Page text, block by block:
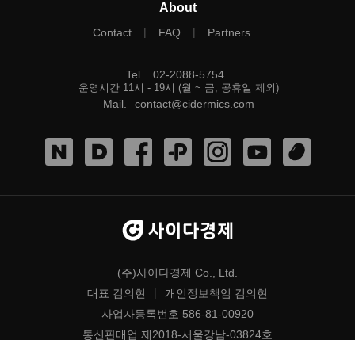
About
Contact | FAQ | Partners
Tel. 02-2088-5754
운영시간 11시 - 19시 (월 ~ 금, 공휴일 제외)
Mail. contact@cidermics.com
(주)사이다경제 Co., Ltd.
대표 김의현
|
개인정보책임 김의현
사업자등록번호 586-81-00920
통신판매업 제2018-서울강남-03824호